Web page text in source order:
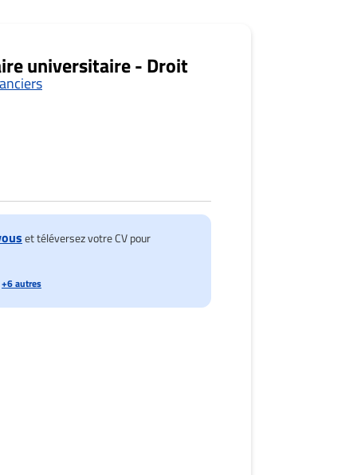
universitaire - Droit
et téléversez votre CV pour
+6 autres